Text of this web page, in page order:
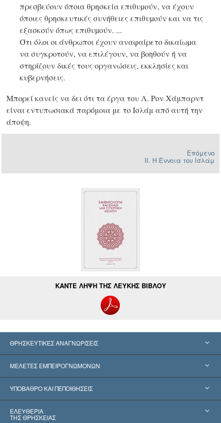
πρεσβεύουν όποια θρησκεία επιθυµούν, να έχουν
όποιες θρησκευτικές συνήθειες επιθυµούν και να τις
εξασκούν όπως επιθυµούν. ...
Ότι όλοι οι άνθρωποι έχουν αναφαίρετο δικαίωµα
να συγκροτούν, να επιλέγουν, να βοηθούν ή να
στηρίζουν δικές τους οργανώσεις, εκκλησίες και
κυβερνήσεις.
Μπορεί κανείς να δει ότι τα έργα του Λ. Ρον Χάμπαρντ
είναι εντυπωσιακά παρόμοια με το Ισλάμ από αυτή την
άποψη.
Επόμενο
II. Η Έννοια του Ισλάμ
ΚΑΝΤΕ ΛΗΨΗ ΤΗΣ ΛΕΥΚΗΣ ΒΙΒΛΟΥ
ΘΡΗΣΚΕΥΤΙΚΕΣ ΑΝΑΓΝΩΡΙΣΕΙΣ
Ηνωμένες Πολιτείες
Παγκόσμιες Αναγνωρίσεις
Αποφάσεις-Ορόσημα
ΜΕΛΕΤΕΣ ΕΜΠΕΙΡΟΓΝΩΜΟΝΩΝ
Πραγματογνωμοσύ­νες ανά Κατηγορία
Σπουδαιότεροι Εμπειρογνώμονες του Κόσμου
ΥΠΟΒΑΘΡΟ ΚΑΙ ΠΕΠΟΙΘΗΣΕΙΣ
Λ. Ρον Χάμπαρντ
ΕΛΕΥΘΕΡΙΑ
ΤΗΣ ΘΡΗΣΚΕΙΑΣ